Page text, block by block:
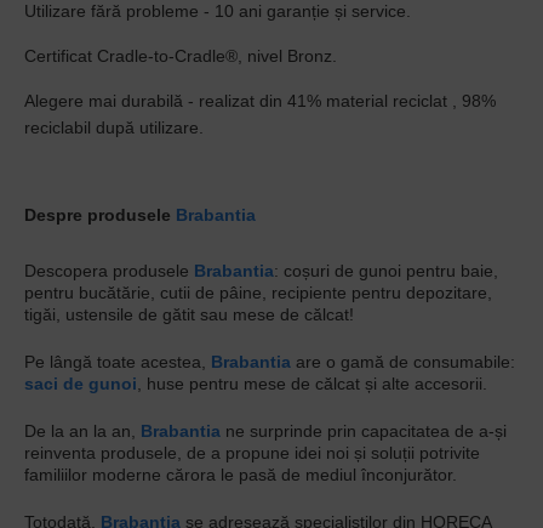
Utilizare fără probleme - 10 ani garanție și service.
Certificat Cradle-to-Cradle®, nivel Bronz.
Alegere mai durabilă - realizat din 41% material reciclat , 98%
reciclabil după utilizare.
Despre produsele Brabantia
Descopera produsele Brabantia: coșuri de gunoi pentru baie,
pentru bucătărie, cutii de pâine, recipiente pentru depozitare,
tigăi, ustensile de gătit sau mese de călcat!
Pe lângă toate acestea, Brabantia are o gamă de consumabile:
saci de gunoi , huse pentru mese de călcat și alte accesorii.
De la an la an, Brabantia ne surprinde prin capacitatea de a-și
reinventa produsele, de a propune idei noi și soluții potrivite
familiilor moderne cărora le pasă de mediul înconjurător.
Totodată, Brabantia se adresează specialiștilor din HORECA